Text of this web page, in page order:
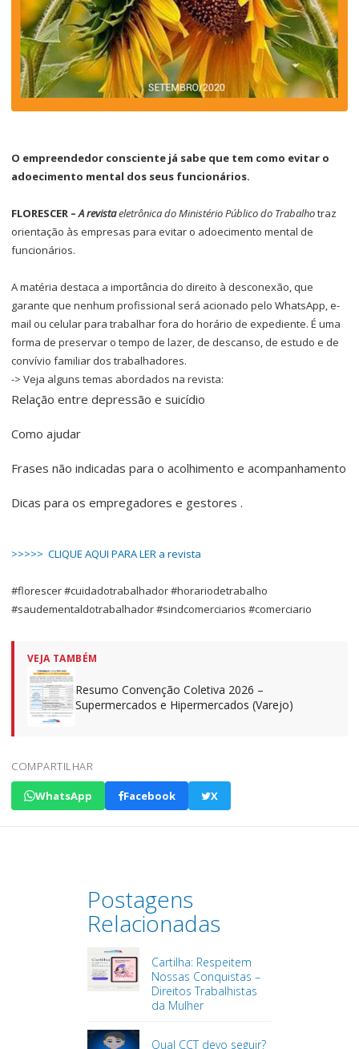
O empreendedor consciente já sabe que tem como evitar o
adoecimento mental dos seus funcionários.
FLORESCER –A revistaeletrônica do Ministério Público do Trabalhotraz
orientação às empresas para evitar o adoecimento mental de
funcionários.
A matéria destaca a importância do direito à desconexão, que
garante que nenhum profissional será acionado pelo WhatsApp, e-
mail ou celular para trabalhar fora do horário de expediente. É uma
forma de preservar o tempo de lazer, de descanso, de estudo e de
convívio familiar dos trabalhadores.
-> Veja alguns temas abordados na revista:
Relação entre depressão e suicídio
Como ajudar
Frases não indicadas para o acolhimento e acompanhamento
Dicas para os empregadores e gestores .
>>>>> CLIQUE AQUI PARA LER a revista
#florescer #cuidadotrabalhador #horariodetrabalho
#saudementaldotrabalhador #sindcomerciarios #comerciario
VEJA TAMBÉM
Resumo Convenção Coletiva 2026 –
Supermercados e Hipermercados (Varejo)
COMPARTILHAR
WhatsApp Facebook X
Postagens
Relacionadas
Cartilha: Respeitem
Nossas Conquistas –
Direitos Trabalhistas
da Mulher
Qual CCT devo seguir?